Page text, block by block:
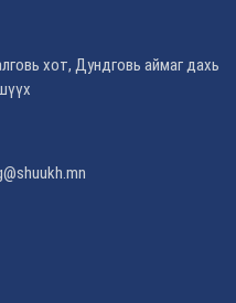
хот, Дундговь аймаг дахь